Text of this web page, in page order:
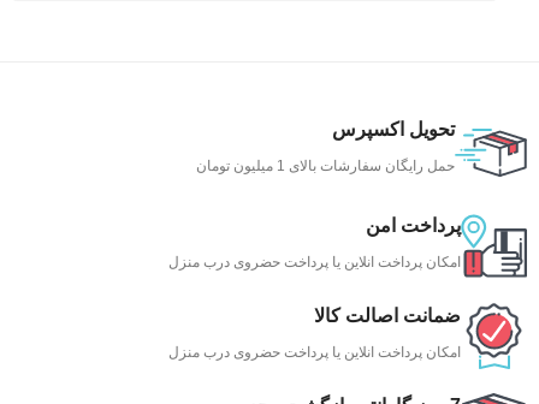
تحویل اکسپرس
حمل رایگان سفارشات بالای 1 میلیون تومان
پرداخت امن
امکان پرداخت انلاین یا پرداخت حضروی درب منزل
ضمانت اصالت کالا
امکان پرداخت انلاین یا پرداخت حضروی درب منزل